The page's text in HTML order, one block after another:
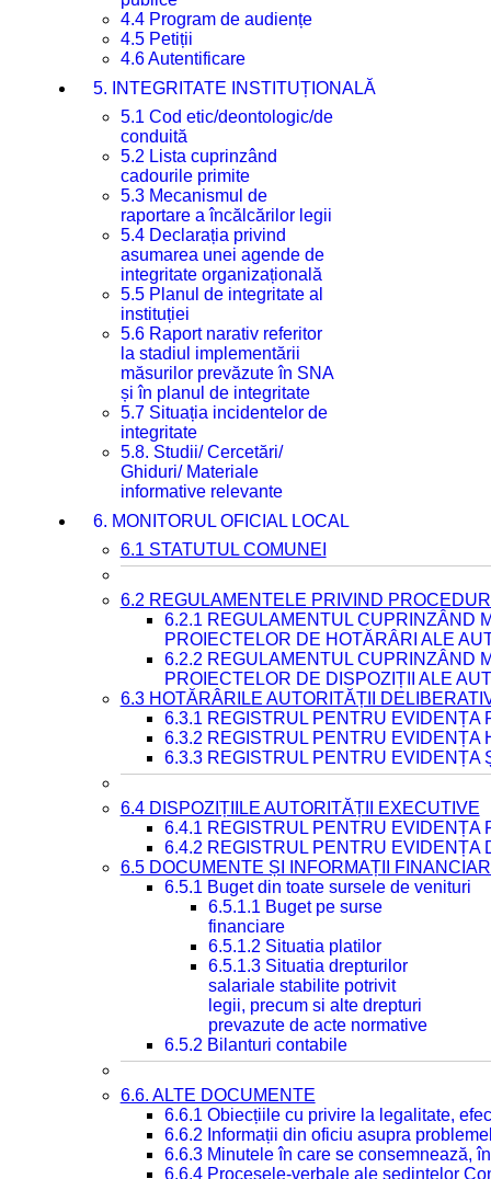
4.4 Program de audiențe
4.5 Petiții
4.6 Autentificare
5. INTEGRITATE INSTITUȚIONALĂ
5.1 Cod etic/deontologic/de
conduită
5.2 Lista cuprinzând
cadourile primite
5.3 Mecanismul de
raportare a încălcărilor legii
5.4 Declarația privind
asumarea unei agende de
integritate organizațională
5.5 Planul de integritate al
instituției
5.6 Raport narativ referitor
la stadiul implementării
măsurilor prevăzute în SNA
și în planul de integritate
5.7 Situația incidentelor de
integritate
5.8. Studii/ Cercetări/
Ghiduri/ Materiale
informative relevante
6. MONITORUL OFICIAL LOCAL
6.1 STATUTUL COMUNEI
6.2 REGULAMENTELE PRIVIND
6.2.1 REGULAMENTUL CUPRINZÂND
PROIECTELOR DE HOTĂRÂRI ALE
6.2.2 REGULAMENTUL CUPRINZÂND
PROIECTELOR DE DISPOZIȚII ALE
6.3 HOTĂRÂRILE AUTORITĂȚII
6.3.1 REGISTRUL PENTRU EVIDENȚA
6.3.2 REGISTRUL PENTRU EVIDENȚA
6.3.3 REGISTRUL PENTRU EVIDENȚA
6.4 DISPOZIȚIILE AUTORITĂȚII EXECUTIVE
6.4.1 REGISTRUL PENTRU EVIDENȚA
6.4.2 REGISTRUL PENTRU EVIDENȚA
6.5 DOCUMENTE ȘI INFORMAȚII
6.5.1 Buget din toate sursele de venituri
6.5.1.1 Buget pe surse
financiare
6.5.1.2 Situatia platilor
6.5.1.3 Situatia drepturilor
salariale stabilite potrivit
legii, precum si alte drepturi
prevazute de acte normative
6.5.2 Bilanturi contabile
6.6. ALTE DOCUMENTE
6.6.1 Obiecțiile cu privire la legalitate,
6.6.2 Informații din oficiu asupra
6.6.3 Minutele în care se consemnează,
6.6.4 Procesele-verbale ale ședințelor